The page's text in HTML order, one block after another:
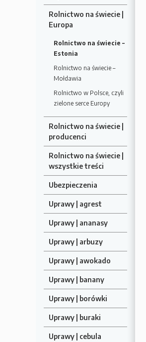
Rolnictwo na świecie |
Europa
Rolnictwo na świecie –
Estonia
Rolnictwo na świecie –
Mołdawia
Rolnictwo w Polsce, czyli
zielone serce Europy
Rolnictwo na świecie |
producenci
Rolnictwo na świecie |
wszystkie treści
Ubezpieczenia
Uprawy | agrest
Uprawy | ananasy
Uprawy | arbuzy
Uprawy | awokado
Uprawy | banany
Uprawy | borówki
Uprawy | buraki
Uprawy | cebula